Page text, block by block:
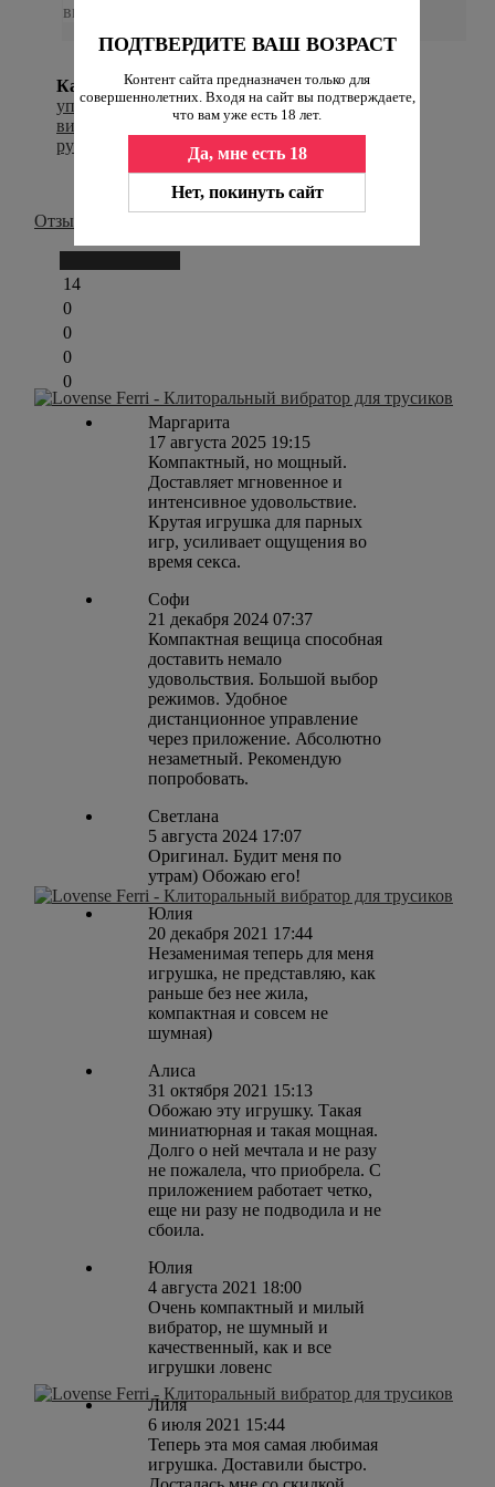
ПОДТВЕРДИТЕ ВАШ ВОЗРАСТ
Контент сайта предназначен только для
совершеннолетних. Входя на сайт вы подтверждаете,
что вам уже есть 18 лет.
Да, мне есть 18
Нет, покинуть сайт
вместе с штатной упаковкой
Категории:Вибраторы с дистанционным
управлением, Хиты продаж, Клиторальные
вибраторы
Идеи для начинающих,
рублей
Отзывы
14
0
0
0
0
Маргарита
17 августа 2025 19:15
Компактный, но мощный.
Доставляет мгновенное и
интенсивное удовольствие.
Крутая игрушка для парных
игр, усиливает ощущения во
время секса.
Софи
21 декабря 2024 07:37
Компактная вещица способная
доставить немало
удовольствия. Большой выбор
режимов. Удобное
дистанционное управление
через приложение. Абсолютно
незаметный. Рекомендую
попробовать.
Светлана
5 августа 2024 17:07
Оригинал. Будит меня по
утрам) Обожаю его!
Юлия
20 декабря 2021 17:44
Незаменимая теперь для меня
игрушка, не представляю, как
раньше без нее жила,
компактная и совсем не
шумная)
Алиса
31 октября 2021 15:13
Обожаю эту игрушку. Такая
миниатюрная и такая мощная.
Долго о ней мечтала и не разу
не пожалела, что приобрела. С
приложением работает четко,
еще ни разу не подводила и не
сбоила.
Юлия
4 августа 2021 18:00
Очень компактный и милый
вибратор, не шумный и
качественный, как и все
игрушки ловенс
Лиля
6 июля 2021 15:44
Теперь эта моя самая любимая
игрушка. Доставили быстро.